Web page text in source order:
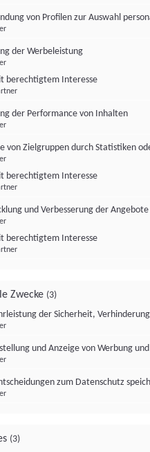
von Profilen zur Auswahl
der Werbeleistung
berechtigtem Interesse
der Performance von Inhalten
von Zielgruppen durch Statistiken
berechtigtem Interesse
und Verbesserung der Angebote
berechtigtem Interesse
Zwecke (3)
der Sicherheit,
und Anzeige von Werbung
zum Datenschutz
(3)